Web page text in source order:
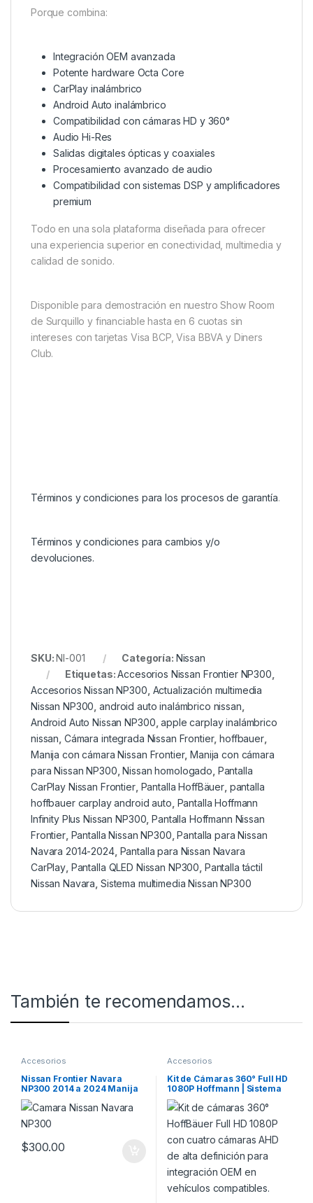
Porque combina:
Integración OEM avanzada
Potente hardware Octa Core
CarPlay inalámbrico
Android Auto inalámbrico
Compatibilidad con cámaras HD y 360°
Audio Hi-Res
Salidas digitales ópticas y coaxiales
Procesamiento avanzado de audio
Compatibilidad con sistemas DSP y amplificadores
premium
Todo en una sola plataforma diseñada para ofrecer
una experiencia superior en conectividad, multimedia y
calidad de sonido.
Disponible para demostración en nuestro Show Room
de Surquillo y financiable hasta en 6 cuotas sin
intereses con tarjetas Visa BCP, Visa BBVA y Diners
Club.
Términos y condiciones para los procesos de garantía.
Términos y condiciones para cambios y/o
devoluciones.
SKU:NI-001 Categoría: Nissan
Etiquetas:Accesorios Nissan Frontier NP300
Accesorios Nissan NP300 Actualización multimedia
Nissan NP300 ,android auto inalámbrico nissan
Android Auto Nissan NP300 ,apple carplay inalámbrico
nissan Cámara integrada Nissan Frontier,hoffbauer,
Manija con cámara Nissan Frontier,Manija con cámara
para Nissan NP300 ,Nissan homologado Pantalla
CarPlay Nissan Frontier, Pantalla HoffBäuer pantalla
hoffbauer carplay android auto Pantalla Hoffmann
Infinity Plus Nissan NP300 ,Pantalla Hoffmann Nissan
Frontier, Pantalla Nissan NP300 ,Pantalla para Nissan
Navara 2014-2024, Pantalla para Nissan Navara
CarPlay Pantalla QLED Nissan NP300 Pantalla táctil
Nissan Navara Sistema multimedia Nissan NP300
También te recomendamos…
Accesorios
Nissan Frontier Navara
NP300 2014 a 2024 Manija
de Compuerta con Cámara
de Retroceso
$300.00
Accesorios
Kit de Cámaras 360° Full HD
1080P Hoffmann | Sistema
Bird View OEM para
Hoffmann & HoffBäuer